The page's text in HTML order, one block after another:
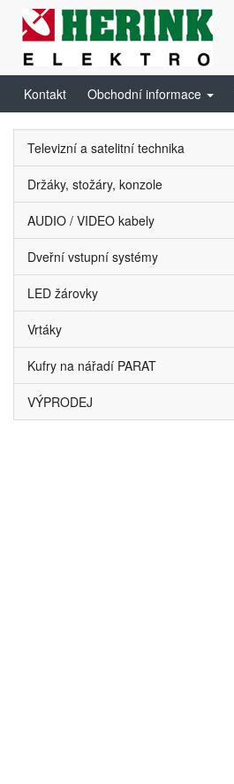
Kontakt Obchodní informace
Televizní a satelitní technika
Držáky, stožáry, konzole
AUDIO / VIDEO kabely
Dveřní vstupní systémy
LED žárovky
Vrtáky
Kufry na nářadí PARAT
VÝPRODEJ